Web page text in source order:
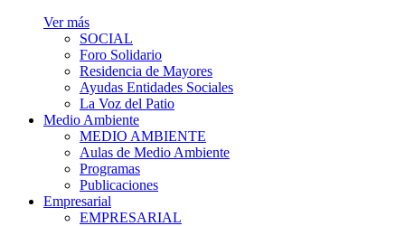
Ver más
SOCIAL
Foro Solidario
Residencia de Mayores
Ayudas Entidades Sociales
La Voz del Patio
Medio Ambiente
MEDIO AMBIENTE
Aulas de Medio Ambiente
Programas
Publicaciones
Empresarial
EMPRESARIAL